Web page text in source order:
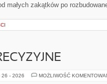
małych zakątków po
26 - 2026 MOŻLIWOŚĆ